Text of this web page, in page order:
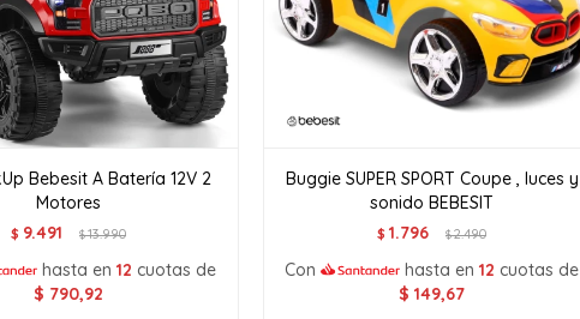
Bebesit A Batería 12V 2
Motores
$ 9.491 $13.990
hasta en 12 cuotas de
$ 790,92
Buggie SUPER SPORT Coupe , luces y
sonido BEBESIT
$ 1.796 $2.490
Con hasta en12 cuotas de
$ 149,67